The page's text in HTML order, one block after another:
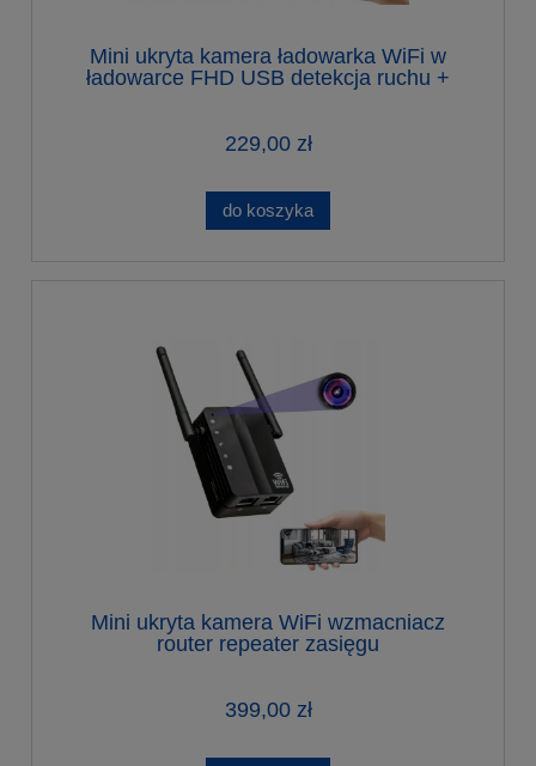
Mini ukryta kamera ładowarka WiFi w
ładowarce FHD USB detekcja ruchu +
229,00 zł
do koszyka
Mini ukryta kamera WiFi wzmacniacz
router repeater zasięgu
399,00 zł